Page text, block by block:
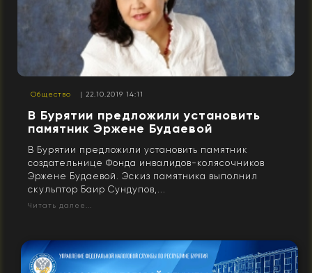
Общество | 22.10.2019 14:11
В Бурятии предложили установить
памятник Эржене Будаевой
В Бурятии предложили установить памятник
создательнице Фонда инвалидов-колясочников
Эржене Будаевой. Эскиз памятника выполнил
скульптор Баир Сундупов,...
Читать далее...